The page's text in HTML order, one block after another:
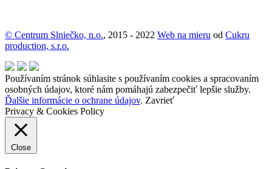
© Centrum Slniečko, n.o., 2015 - 2022 Web na mieru od Cukru
production, s.r.o.
Používaním stránok súhlasite s používaním cookies a spracovaním
osobných údajov, ktoré nám pomáhajú zabezpečiť lepšie služby.
Ďalšie informácie o ochrane údajov. Zavrieť
Privacy & Cookies Policy
Close